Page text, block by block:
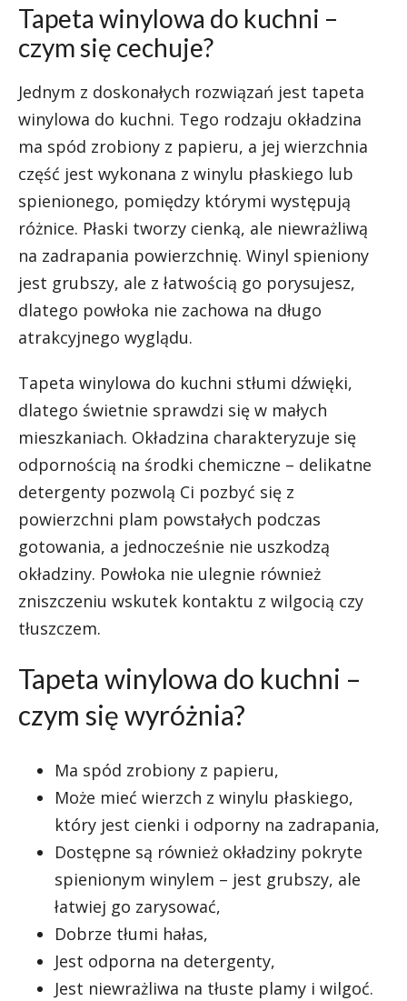
Tapeta winylowa do kuchni –
czym się cechuje?
Jednym z doskonałych rozwiązań jest tapeta
winylowa do kuchni. Tego rodzaju okładzina
ma spód zrobiony z papieru, a jej wierzchnia
część jest wykonana z winylu płaskiego lub
spienionego, pomiędzy którymi występują
różnice. Płaski tworzy cienką, ale niewrażliwą
na zadrapania powierzchnię. Winyl spieniony
jest grubszy, ale z łatwością go porysujesz,
dlatego powłoka nie zachowa na długo
atrakcyjnego wyglądu.
Tapeta winylowa do kuchni stłumi dźwięki,
dlatego świetnie sprawdzi się w małych
mieszkaniach. Okładzina charakteryzuje się
odpornością na środki chemiczne – delikatne
detergenty pozwolą Ci pozbyć się z
powierzchni plam powstałych podczas
gotowania, a jednocześnie nie uszkodzą
okładziny. Powłoka nie ulegnie również
zniszczeniu wskutek kontaktu z wilgocią czy
tłuszczem.
Tapeta winylowa do kuchni –
czym się wyróżnia?
Ma spód zrobiony z papieru,
Może mieć wierzch z winylu płaskiego,
który jest cienki i odporny na zadrapania,
Dostępne są również okładziny pokryte
spienionym winylem – jest grubszy, ale
łatwiej go zarysować,
Dobrze tłumi hałas,
Jest odporna na detergenty,
Jest niewrażliwa na tłuste plamy i wilgoć.